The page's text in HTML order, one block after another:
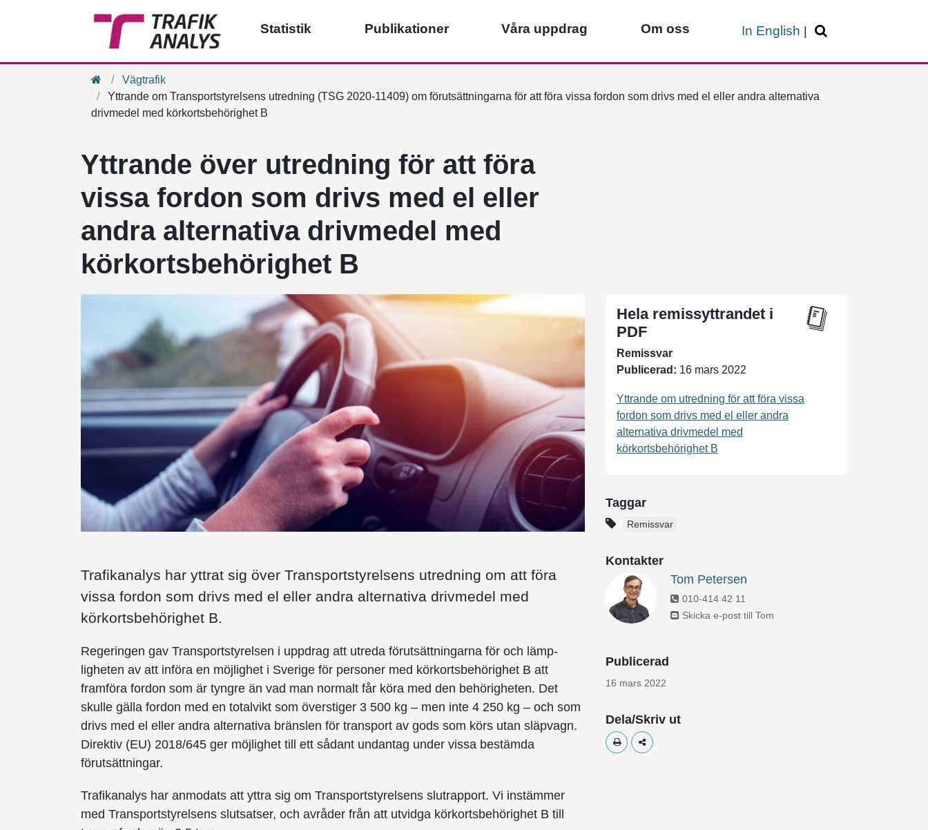
Statistik Publikationer Våra uppdrag Om oss In English
HemVägtrafik
Yttrande om Transportstyrelsens utredning (TSG 2020-11409) om förutsättningarna för att föra vissa fordon som drivs med el eller andra alternativa
drivmedel med körkortsbehörighet B
Yttrande över utredning för att föra
vissa fordon som drivs med el eller
andra alternativa drivmedel med
körkortsbehörighet B
Trafikanalys har yttrat sig över Transportstyrelsens utredning om att föra
vissa fordon som drivs med el eller andra alternativa drivmedel med
körkortsbehörighet B.
Regeringen gav Transportstyrelsen i uppdrag att utreda förutsättningarna för och lämp­
ligheten av att införa en möjlighet i Sverige för personer med körkortsbehörighet B att
framföra fordon som är tyngre än vad man normalt får köra med den behörigheten. Det
skulle gälla fordon med en totalvikt som överstiger 3 500 kg – men inte 4 250 kg – och som
drivs med el eller andra alternativa bränslen för transport av gods som körs utan släpvagn.
Direktiv (EU) 2018/645 ger möjlighet till ett sådant undantag under vissa be­stämda
förutsättningar.
Trafikanalys har anmodats att yttra sig om Transportstyrelsens slutrapport. Vi instämmer
med Transportstyrelsens slutsatser, och avråder från att utvidga körkortsbehörighet B till
Hela remissyttrandet i
PDF
Remissvar
Publicerad: 16 mars 2022
Yttrande om utredning för att föra vissa
fordon som drivs med el eller andra
alternativa drivmedel med
körkortsbehörighet B
Taggar
Remissvar
Kontakter
Tom Petersen
010-414 42 11
Skicka e-post till Tom
Publicerad
16 mars 2022
Dela/Skriv ut
Skriv utDela